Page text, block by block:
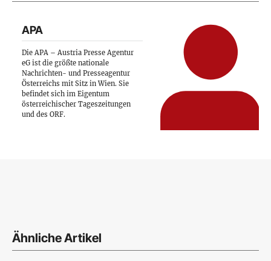
APA
Die APA – Austria Presse Agentur
eG ist die größte nationale
Nachrichten- und Presseagentur
Österreichs mit Sitz in Wien. Sie
befindet sich im Eigentum
österreichischer Tageszeitungen
und des ORF.
Ähnliche Artikel